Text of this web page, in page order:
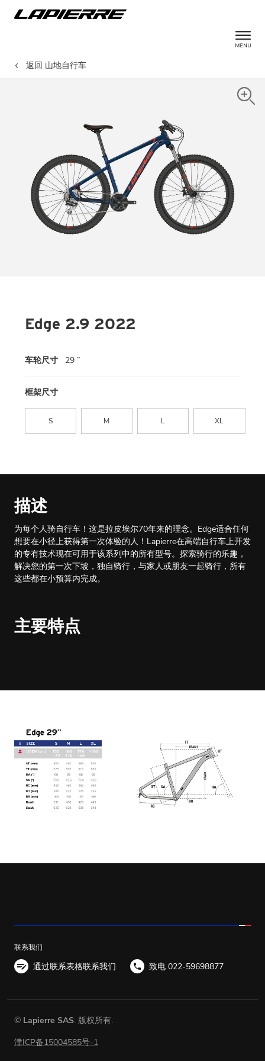
返回 山地自行车
Edge 2.9 2022
车轮尺寸 29 ”
框架尺寸
S M L XL
描述
为每个人骑自行车！这是拉皮埃尔70年来的理念。Edge适合任何
想要在小径上获得第一次体验的人！Lapierre在高端自行车上开发
的专有技术现在可用于该系列中的所有型号。探索骑行的乐趣，
解决您的第一次下坡，独自骑行，与家人或朋友一起骑行，所有
这些都在小预算内完成。
主要特点
联系我们
通过联系表格联系我们 致电 022-59698877
© Lapierre SAS. 版权所有.
津ICP备15004585号-1